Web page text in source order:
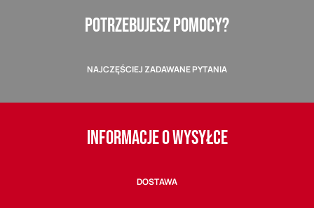
POTRZEBUJESZ POMOCY?
NAJCZĘŚCIEJ ZADAWANE PYTANIA
INFORMACJE O WYSYŁCE
DOSTAWA